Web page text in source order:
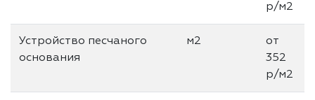
р/м2
Устройство песчаного
основания
м2
от
352
р/м2